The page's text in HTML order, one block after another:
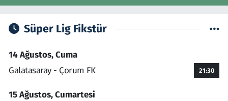
Süper Lig Fikstür
14 Ağustos, Cuma
Galatasaray - Çorum FK
21:30
15 Ağustos, Cumartesi